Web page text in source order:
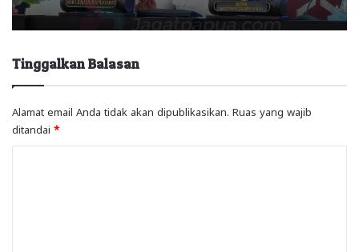
Tinggalkan Balasan
Alamat email Anda tidak akan dipublikasikan. Ruas yang wajib
ditandai *